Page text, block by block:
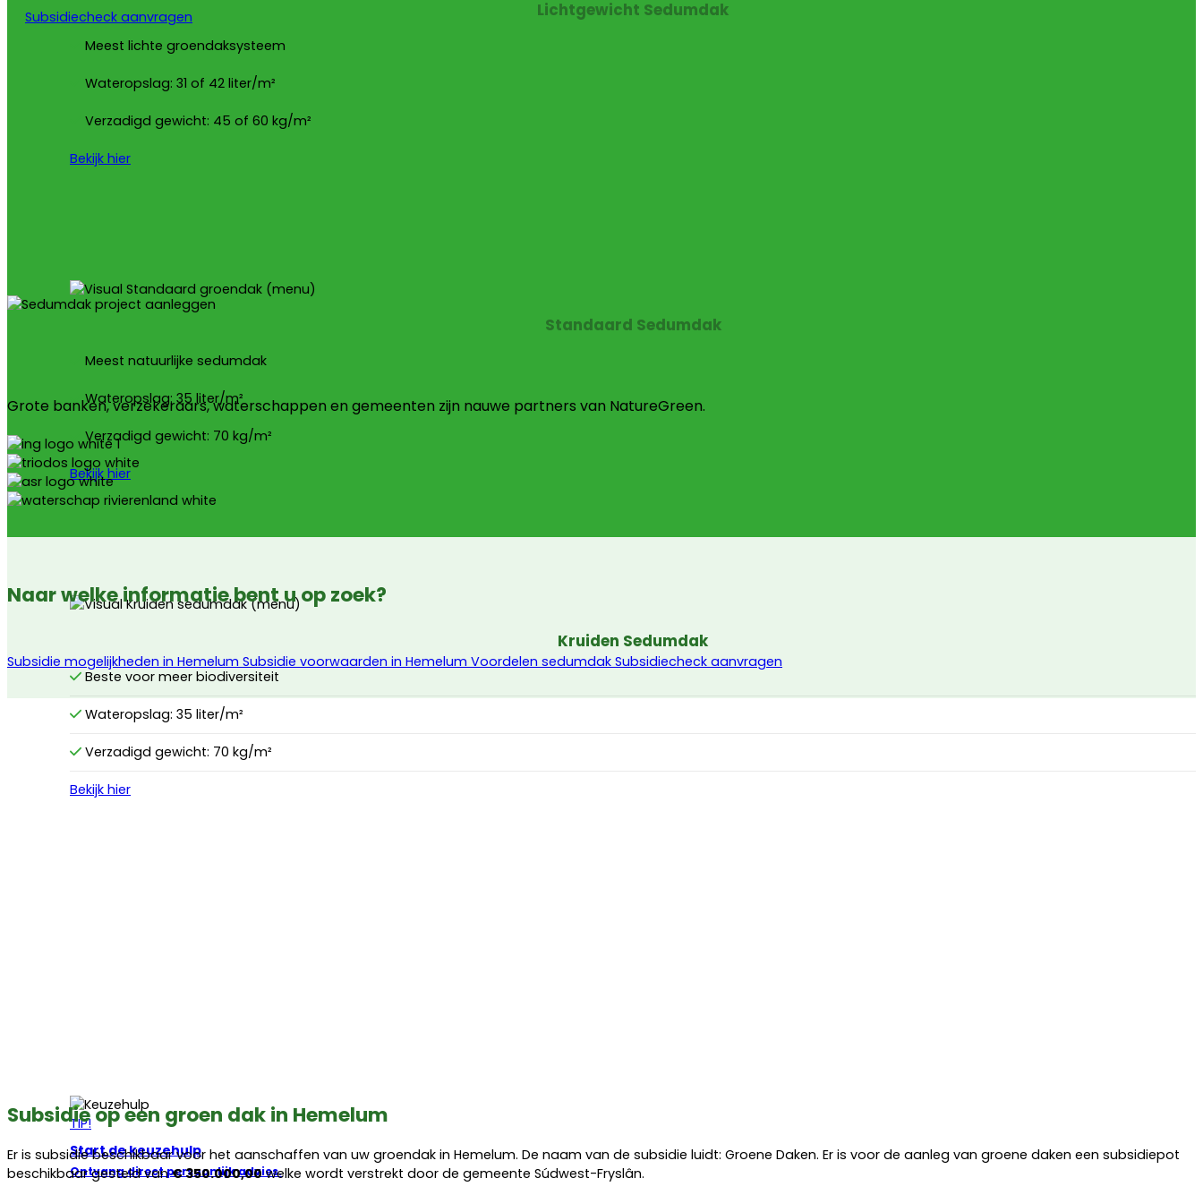
Lichtgewicht Sedumdak
Meest lichte groendaksysteem
Wateropslag: 31 of 42 liter/m²
Verzadigd gewicht: 45 of 60 kg/m²
Bekijk hier
Standaard Sedumdak
Meest natuurlijke sedumdak
Wateropslag: 35 liter/m²
Verzadigd gewicht: 70 kg/m²
Bekijk hier
Kruiden Sedumdak
Beste voor meer biodiversiteit
Wateropslag: 35 liter/m²
Verzadigd gewicht: 70 kg/m²
Bekijk hier
TIP!
Start de keuzehulp
Ontvang direct persoonlijk advies.
Subsidiecheck aanvragen
Grote banken, verzekeraars, waterschappen en gemeenten zijn nauwe partners van NatureGreen.
Naar welke informatie bent u op zoek?
Subsidie mogelijkheden in Hemelum Subsidie voorwaarden in Hemelum Voordelen sedumdak Subsidiecheck aanvragen
Subsidie op een groen dak in Hemelum
Er is subsidie beschikbaar voor het aanschaffen van uw groendak in Hemelum. De naam van de subsidie luidt: Groene Daken. Er is voor de aanleg van groene daken een subsidiepot
beschikbaar gesteld van€ 350.000,00welke wordt verstrekt door de gemeente Súdwest-Fryslân.